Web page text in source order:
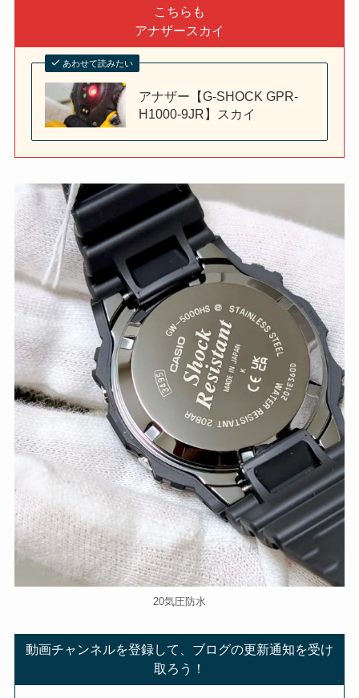
こちらも
アナザースカイ
あわせて読みたい
アナザー【G-SHOCK GPR-
H1000-9JR】スカイ
20気圧防水
動画チャンネルを登録して、ブログの更新通知を受け
取ろう！